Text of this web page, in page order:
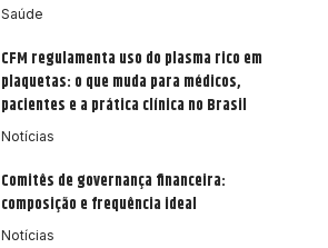
Saúde
CFM regulamenta uso do plasma rico em
plaquetas: o que muda para médicos,
pacientes e a prática clínica no Brasil
Notícias
Comitês de governança financeira:
composição e frequência ideal
Notícias